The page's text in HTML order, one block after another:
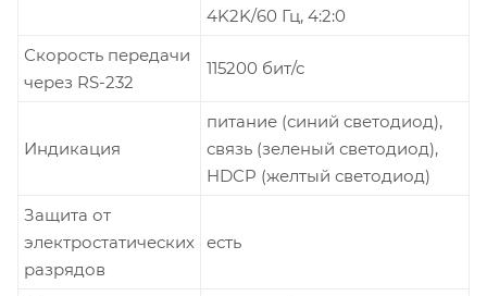
4K2K/60 Гц, 4:2:0
Скорость передачи
через RS-232
115200 бит/с
Индикация
питание (синий светодиод),
связь (зеленый светодиод),
HDCP (желтый светодиод)
Защита от
электростатических
разрядов
есть